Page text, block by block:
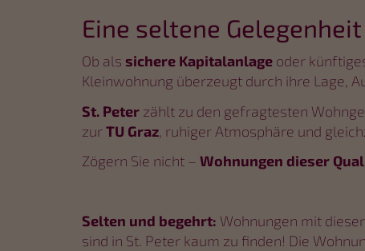
Eine seltene
Ob als sichere Kapitalanlage oder
Kleinwohnung überzeugt durch ihre Lage,
St. Peter zählt zu den gefragtesten
zurTU Graz, ruhiger Atmosphäre und
Zögern Sie nicht – Wohnungen dieser
Selten und begehrt: Wohnungen mit
sind in St. Peter kaum zu finden! Die